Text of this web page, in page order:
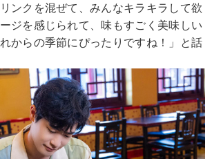
ンクを混ぜて、みんなキラキラして欲
ジを感じられて、味もすごく美味しい
からの季節にぴったりですね！」と話